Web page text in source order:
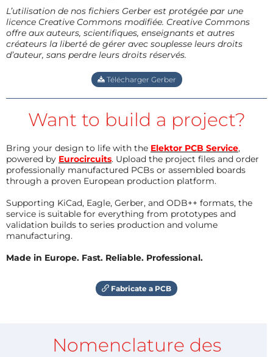
L’utilisation de nos fichiers Gerber est protégée par une
licence Creative Commons modifiée. Creative Commons
offre aux auteurs, scientifiques, enseignants et autres
créateurs la liberté de gérer avec souplesse leurs droits
d’auteur, sans perdre leurs droits réservés.
Télécharger Gerber
Want to build a project?
Bring your design to life with the Elektor PCB Service,
powered by Eurocircuits. Upload the project files and order
professionally manufactured PCBs or assembled boards
through a proven European production platform.
Supporting KiCad, Eagle, Gerber, and ODB++ formats, the
service is suitable for everything from prototypes and
validation builds to series production and volume
manufacturing.
Made in Europe. Fast. Reliable. Professional.
Fabricate a PCB
Nomenclature des